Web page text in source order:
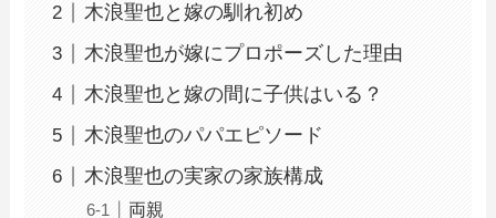
木浪聖也と嫁の馴れ初め
木浪聖也が嫁にプロポーズした理由
木浪聖也と嫁の間に子供はいる？
木浪聖也のパパエピソード
木浪聖也の実家の家族構成
両親